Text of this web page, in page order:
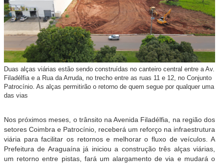
Duas alças viárias estão sendo construídas no canteiro central entre a Av.
Filadélfia e a Rua da Arruda, no trecho entre as ruas 11 e 12, no Conjunto
Patrocínio. As alças permitirão o retorno de quem segue por qualquer uma
das vias
Nos próximos meses, o trânsito na Avenida Filadélfia, na região dos
setores Coimbra e Patrocínio, receberá um reforço na infraestrutura
viária para facilitar os retornos e melhorar o fluxo de veículos. A
Prefeitura de Araguaína já iniciou a construção três alças viárias,
um retorno entre pistas, fará um alargamento de via e mudará o